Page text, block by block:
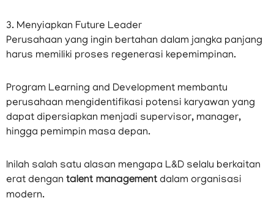
3. Menyiapkan Future Leader
Perusahaan yang ingin bertahan dalam jangka panjang
harus memiliki proses regenerasi kepemimpinan.
Program Learning and Development membantu
perusahaan mengidentifikasi potensi karyawan yang
dapat dipersiapkan menjadi supervisor, manager,
hingga pemimpin masa depan.
Inilah salah satu alasan mengapa L&D selalu berkaitan
erat dengan talent management dalam organisasi
modern.